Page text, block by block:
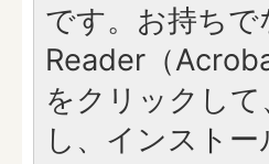
です。お持ち
Reader（
をクリックし
し、インスト